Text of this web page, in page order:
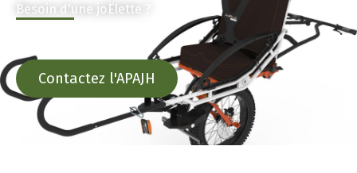
Besoin d'une joËlette ?
Contactez l'APAJH